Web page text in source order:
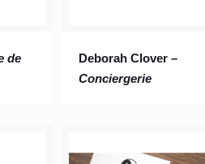
de
Deborah Clover –
Conciergerie